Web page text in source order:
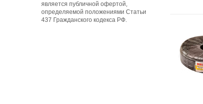
является публичной офертой,
определяемой положениями Статьи
437 Гражданского кодекса РФ.